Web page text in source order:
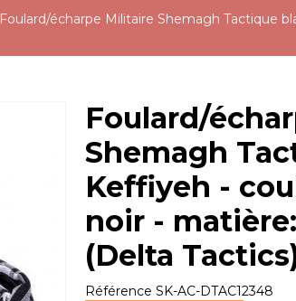
Foulard/écharpe Militaire Shemagh Tactique
Foulard/
Shemagh
Keffiyeh -
noir -
(Delta
Référence SK-AC-DTAC12348